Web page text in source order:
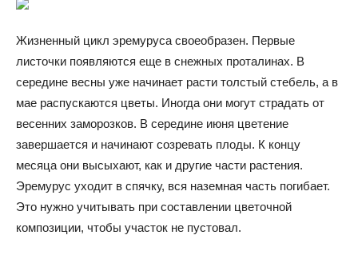
Жизненный цикл эремуруса своеобразен. Первые
листочки появляются еще в снежных проталинах. В
середине весны уже начинает расти толстый стебель, а в
мае распускаются цветы. Иногда они могут страдать от
весенних заморозков. В середине июня цветение
завершается и начинают созревать плоды. К концу
месяца они высыхают, как и другие части растения.
Эремурус уходит в спячку, вся наземная часть погибает.
Это нужно учитывать при составлении цветочной
композиции, чтобы участок не пустовал.